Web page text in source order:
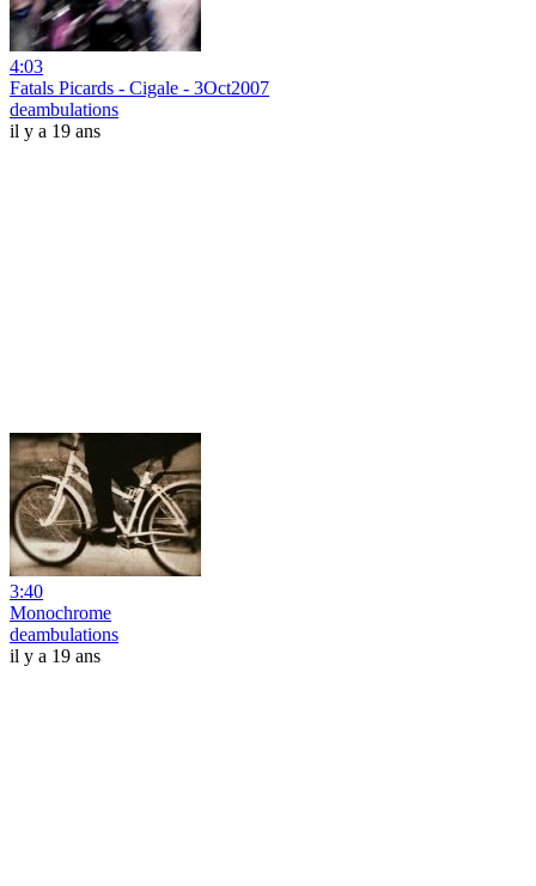
4:03
Fatals Picards - Cigale - 3Oct2007
deambulations
il y a 19 ans
3:40
Monochrome
deambulations
il y a 19 ans